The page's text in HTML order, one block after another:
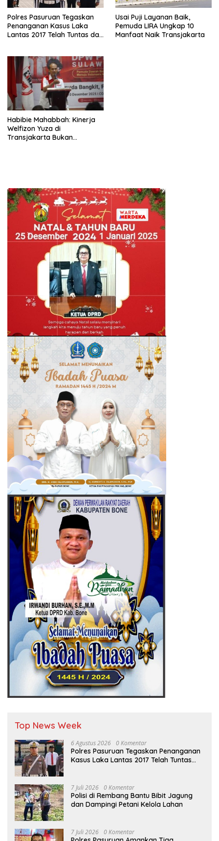
Polres Pasuruan Tegaskan
Penanganan Kasus Laka
Lantas 2017 Telah Tuntas dan
Usai Puji Layanan Baik,
Pemuda LIRA Ungkap 10
Manfaat Naik Transjakarta
Habibie Mahabbah: Kinerja
Welfizon Yuza di
Transjakarta Bukan
Top News Week
6 Agustus 2026 0 Komentar
Polres Pasuruan Tegaskan Penanganan
Kasus Laka Lantas 2017 Telah Tuntas
7 Juli 2026 0 Komentar
Polisi di Rembang Bantu Bibit Jagung
dan Dampingi Petani Kelola Lahan
7 Juli 2026 0 Komentar